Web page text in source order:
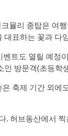
뮬리 종탑은 여
표하는 꽃과 다
트도 열릴 예정
방문객(초등
축제 기간 외
. 허브동산에서